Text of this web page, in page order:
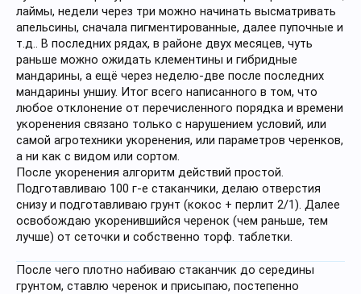
лаймы, недели через три можно начинать высматривать
апельсины, сначала пигментированные, далее пупочные и
т.д.. В последних рядах, в районе двух месяцев, чуть
раньше можно ожидать клементины и гибридные
мандарины, а ещё через неделю-две после последних
мандарины уншиу. Итог всего написанного в том, что
любое отклонение от перечисленного порядка и времени
укоренения связано только с нарушением условий, или
самой агротехники укоренения, или параметров черенков,
а ни как с видом или сортом.
После укоренения алгоритм действий простой.
Подготавливаю 100 г-е стаканчики, делаю отверстия
снизу и подготавливаю грунт (кокос + перлит 2/1). Далее
освобождаю укоренившийся черенок (чем раньше, тем
лучше) от сеточки и собственно торф. таблетки.
После чего плотно набиваю стаканчик до середины
грунтом, ставлю черенок и присыпаю, постепенно